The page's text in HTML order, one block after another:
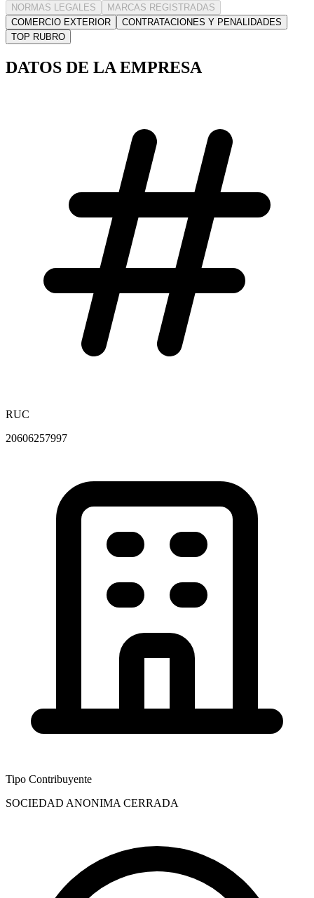
NORMAS LEGALES
MARCAS REGISTRADAS
COMERCIO EXTERIOR
CONTRATACIONES Y PENALIDADES
TOP RUBRO
DATOS DE LA EMPRESA
RUC
20606257997
Tipo Contribuyente
SOCIEDAD ANONIMA CERRADA